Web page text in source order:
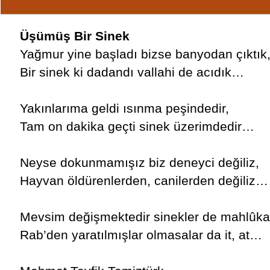
Üşümüş Bir Sinek
Yağmur yine başladı bizse banyodan çıktık,
Bir sinek ki dadandı vallahi de acıdık…
Yakınlarıma geldi ısınma peşindedir,
Tam on dakika geçti sinek üzerimdedir…
Neyse dokunmamışız biz deneyci değiliz,
Hayvan öldürenlerden, canilerden değiliz…
Mevsim değişmektedir sinekler de
Rab’den yaratılmışlar olmasalar da it, at…